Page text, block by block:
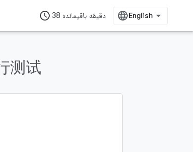
access_time 38 دقیقه باقیمانده
测试